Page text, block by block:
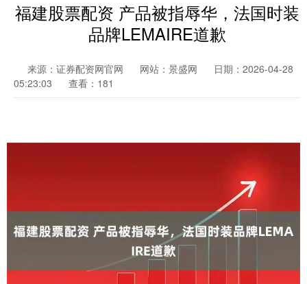
福建股票配资 产品被指辱华，法国时装
品牌LEMAIRE道歉
来源：证券配资网官网 网站：景盛网
日期：2026-04-28
05:23:03
查看：181